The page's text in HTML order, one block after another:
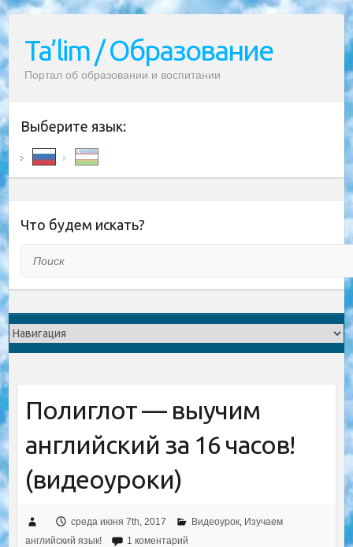
Ta’lim / Образование
Портал об образовании и воспитании
Выберите язык:
Что будем искать?
Полиглот — выучим
английский за 16 часов!
(видеоуроки)
среда июня 7th, 2017 Видеоурок, Изучаем
английский язык!
1 коментарий